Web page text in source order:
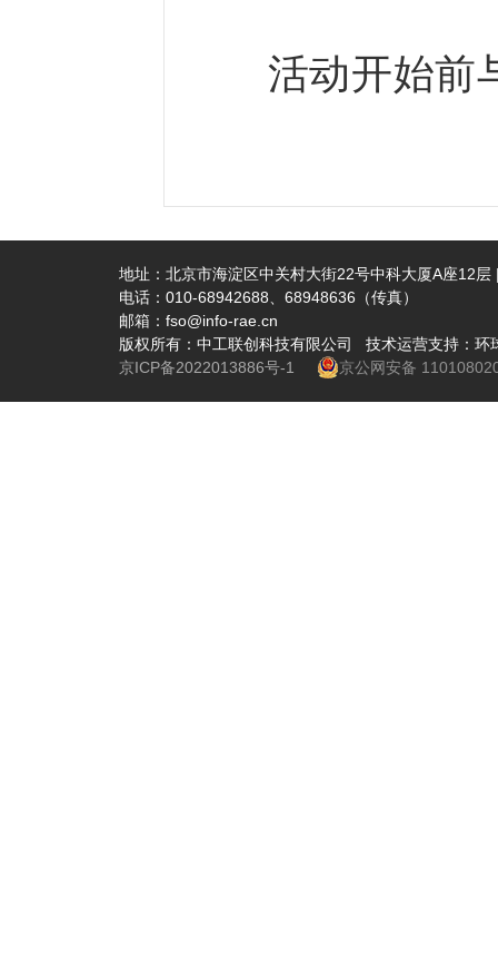
活动开始前
地址：北京市海淀区中关村大街22号中科大厦A座12层
电话：010-68942688、68948636（传真）
邮箱：fso@info-rae.cn
版权所有：中工联创科技有限公司 技术运营支持：
京ICP备2022013886号-1
京公网安备